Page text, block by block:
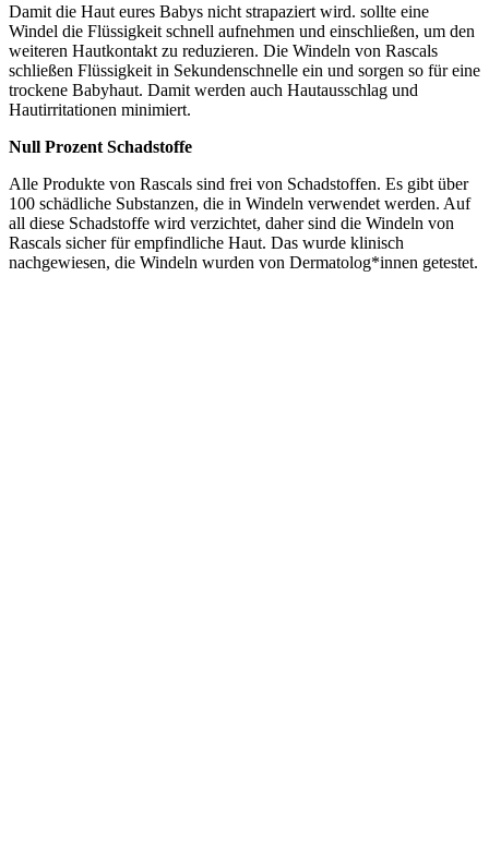
Damit die Haut eures Babys nicht strapaziert wird. sollte eine
Windel die Flüssigkeit schnell aufnehmen und einschließen, um den
weiteren Hautkontakt zu reduzieren. Die Windeln von Rascals
schließen Flüssigkeit in Sekundenschnelle ein und sorgen so für eine
trockene Babyhaut. Damit werden auch Hautausschlag und
Hautirritationen minimiert.
Null Prozent Schadstoffe
Alle Produkte von Rascals sind frei von Schadstoffen. Es gibt über
100 schädliche Substanzen, die in Windeln verwendet werden. Auf
all diese Schadstoffe wird verzichtet, daher sind die Windeln von
Rascals sicher für empfindliche Haut. Das wurde klinisch
nachgewiesen, die Windeln wurden von Dermatolog*innen getestet.